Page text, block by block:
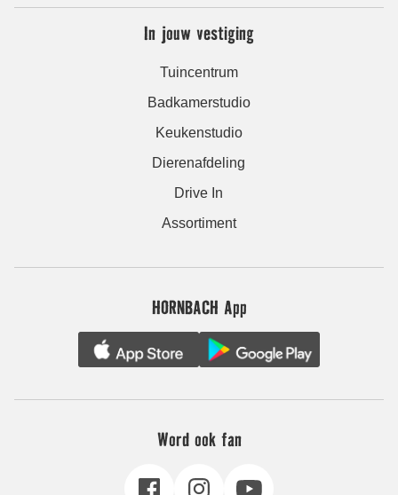
In jouw vestiging
Tuincentrum
Badkamerstudio
Keukenstudio
Dierenafdeling
Drive In
Assortiment
HORNBACH App
Word ook fan